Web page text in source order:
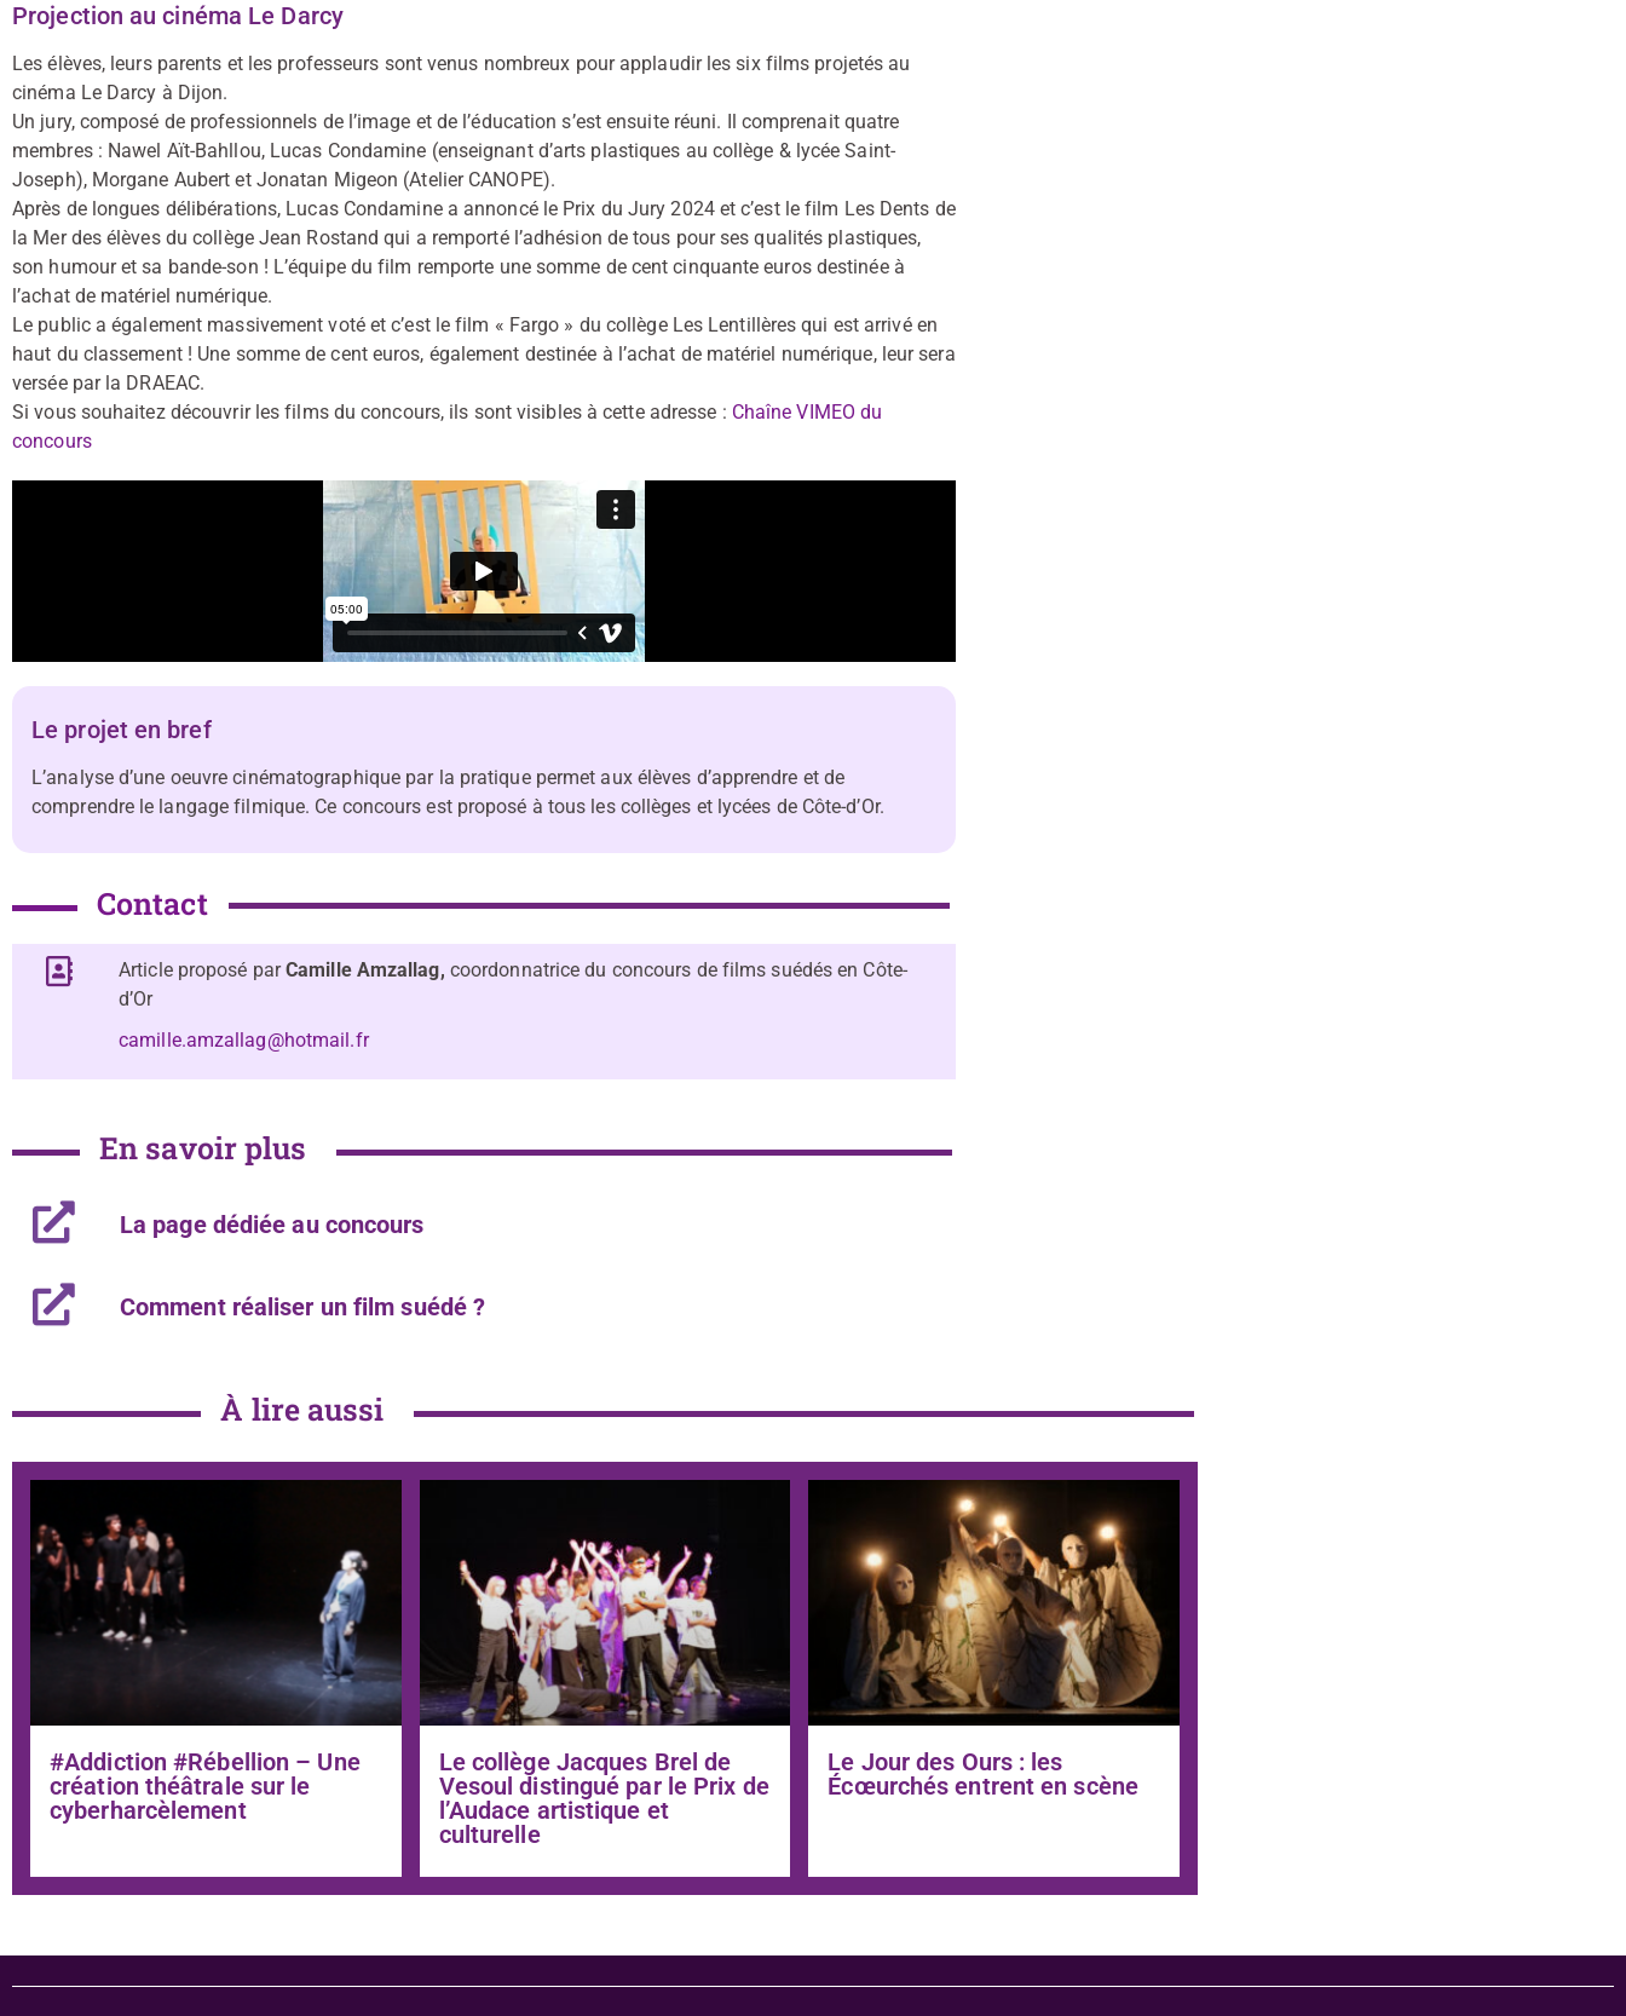
Projection au cinéma Le Darcy
Les élèves, leurs parents et les professeurs sont venus nombreux pour applaudir les six films projetés au
cinéma Le Darcy à Dijon.
Un jury, composé de professionnels de l’image et de l’éducation s’est ensuite réuni. Il comprenait quatre
membres : Nawel Aït-Bahllou, Lucas Condamine (enseignant d’arts plastiques au collège & lycée Saint-
Joseph), Morgane Aubert et Jonatan Migeon (Atelier CANOPE).
Après de longues délibérations, Lucas Condamine a annoncé le Prix du Jury 2024 et c’est le film Les Dents de
la Mer des élèves du collège Jean Rostand qui a remporté l’adhésion de tous pour ses qualités plastiques,
son humour et sa bande-son ! L’équipe du film remporte une somme de cent cinquante euros destinée à
l’achat de matériel numérique.
Le public a également massivement voté et c’est le film « Fargo » du collège Les Lentillères qui est arrivé en
haut du classement ! Une somme de cent euros, également destinée à l’achat de matériel numérique, leur sera
versée par la DRAEAC.
Si vous souhaitez découvrir les films du concours, ils sont visibles à cette adresse : Chaîne VIMEO du
concours
Le projet en bref
L’analyse d’une oeuvre cinématographique par la pratique permet aux élèves d’apprendre et de
comprendre le langage filmique. Ce concours est proposé à tous les collèges et lycées de Côte-d’Or.
Contact
Article proposé parCamille Amzallag, coordonnatrice du concours de films suédés en Côte-
d’Or
camille.amzallag@hotmail.fr
En savoir plus
La page dédiée au concours
Comment réaliser un film suédé ?
À lire aussi
#Addiction #Rébellion – Une
création théâtrale sur le
cyberharcèlement
Le collège Jacques Brel de
Vesoul distingué par le Prix de
l’Audace artistique et
culturelle
Le Jour des Ours : les
Écœurchés entrent en scène